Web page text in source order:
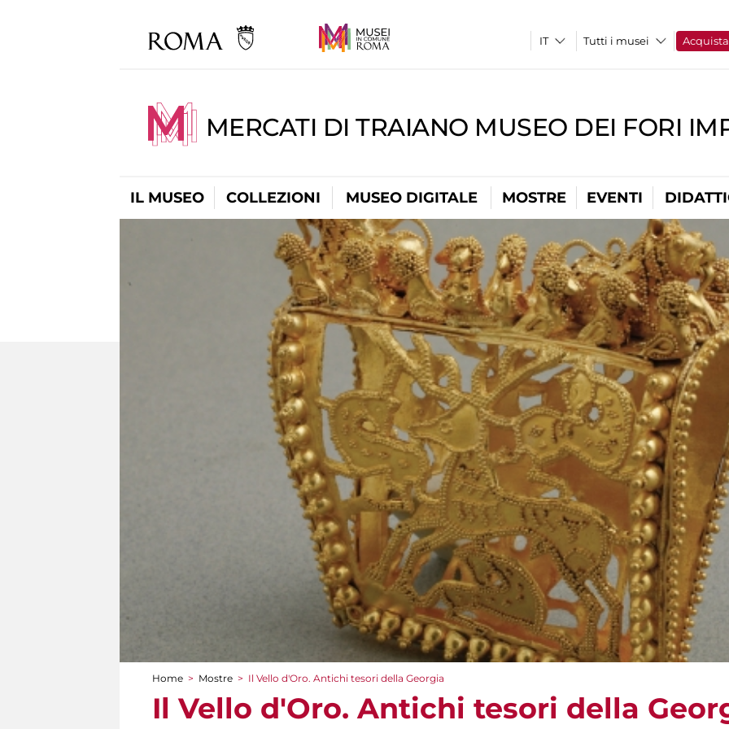
Tutti i musei Acquista
MERCATI DI TRAIANO MUSEO DEI FORI
IL MUSEO COLLEZIONI MUSEO DIGITALE MOSTRE EVENTI
Tu sei qui
Home > Mostre > Il Vello d'Oro. Antichi tesori della Georgia
Il Vello d'Oro. Antichi tesori della